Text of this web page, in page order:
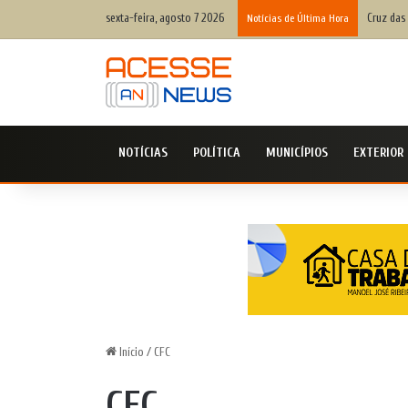
sexta-feira, agosto 7 2026 Notícias de Última Hora Cruz
NOTÍCIAS POLÍTICA MUNICÍPIOS EXTERIOR
Início / CFC